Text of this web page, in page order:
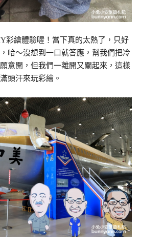
彩繪體驗喔！當下真的太熱了，只好
哈～沒想到一口就答應，幫我們把冷
意開，但我們一離開又關起來，這樣
頭汗來玩彩繪。